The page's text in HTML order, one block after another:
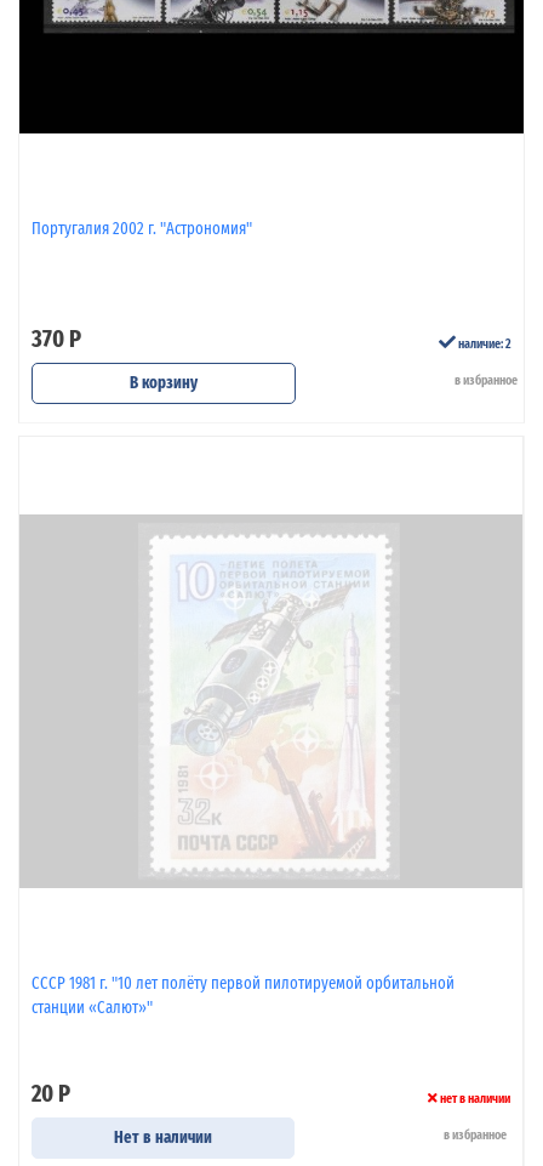
Португалия 2002 г. "Астрономия"
370 Р наличие: 2
В корзину в избранное
СССР 1981 г. "10 лет полёту первой пилотируемой орбитальной
станции «Салют»"
20 Р нет в наличии
Нет в наличии в избранное